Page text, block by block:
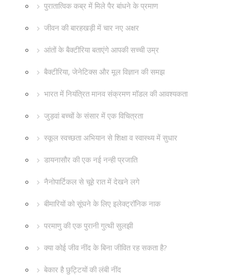
पुरातात्विक कब्र में मिले पैर बांधने के प्रमाण
जीवन की बारहखड़ी में चार नए अक्षर
आंतों के बैक्टीरिया बताएंगे आपकी सच्ची उम्र
बैक्टीरिया, जेनेटिक्स और मूल विज्ञान की समझ
भारत में नियंत्रित मानव संक्रमण मॉडल की आवश्यकता
जुड़वां बच्चों के संसार में एक विचित्रता
स्कूल स्वच्छता अभियान से शिक्षा व स्वास्थ्य में सुधार
डायनासौर की एक नई नन्ही प्रजाति
नैनोपार्टिकल से चूहे रात में देखने लगे
बीमारियों को सूंघने के लिए इलेक्ट्रॉनिक नाक
परमाणु की एक पुरानी गुत्थी सुलझी
क्या कोई जीव नींद के बिना जीवित रह सकता है?
बेकार है छुट्टियों की लंबी नींद